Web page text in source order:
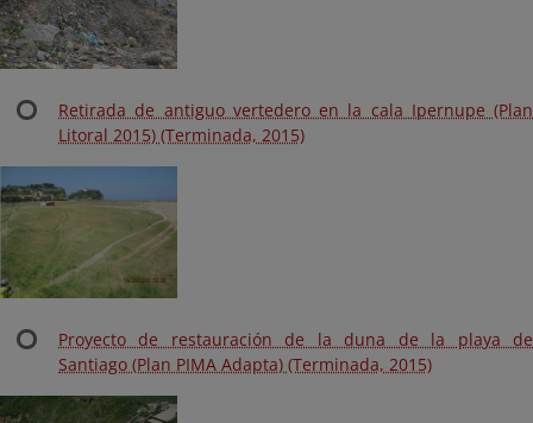
Retirada de antiguo vertedero en la cala Ipernupe (Plan
Litoral 2015) (Terminada, 2015)
Proyecto de restauración de la duna de la playa de
Santiago (Plan PIMA Adapta) (Terminada, 2015)